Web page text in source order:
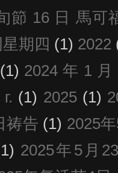
節 16 日 馬可
期四 (1) 2022
(1) 2024 年 1
(1) 2025 (1)
祷告 (1) 2025
2025年5月